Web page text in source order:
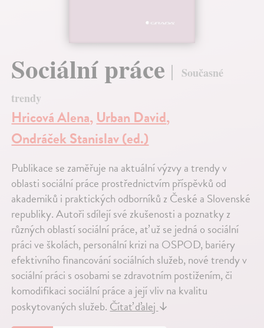
Sociální práce
Současné
trendy
Hricová Alena,Urban David,
Ondráček Stanislav (ed.)
Publikace se zaměřuje na aktuální výzvy a trendy v
oblasti sociální práce prostřednictvím příspěvků od
akademiků i praktických odborníků z České a Slovenské
republiky. Autoři sdílejí své zkušenosti a poznatky z
různých oblastí sociální práce, ať už se jedná o sociální
práci ve školách, personální krizi na OSPOD, bariéry
efektivního financování sociálních služeb, nové trendy v
sociální práci s osobami se zdravotním postižením, či
komodifikaci sociální práce a její vliv na kvalitu
poskytovaných služeb.Čítať ďalej↓